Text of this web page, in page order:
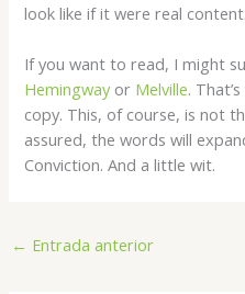
look like if it were real content.
If you want to read, I might
Hemingway or Melville.
copy. This, of course, is not
assured, the words will
Conviction. And a little wit.
← Entrada anterior